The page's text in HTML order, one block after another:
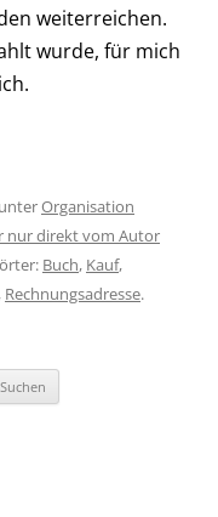
weiterreichen.
wurde, für mich
unterOrganisation
nur direkt vom Autor
Buch, Kauf,
, Rechnungsadresse.